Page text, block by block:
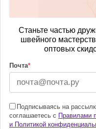
Станьте частью
швейного
оптовых
Почта*
Подписываясь на
соглашаетесь с Правилами
и Политикой